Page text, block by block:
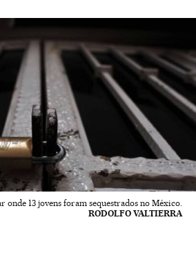
onde 13 jovens foram sequestrados no México.
RODOLFO VALTIERRA